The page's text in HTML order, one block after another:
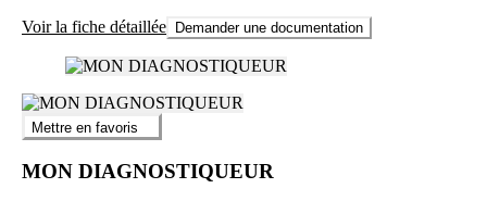
Voir la fiche détaillée Demander une documentation
Mettre en favoris
MON DIAGNOSTIQUEUR